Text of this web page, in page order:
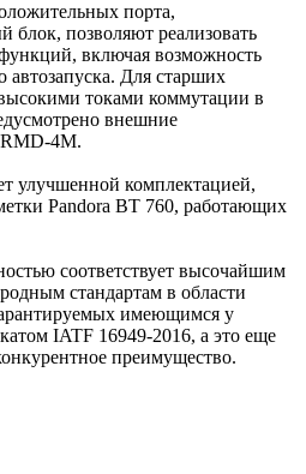
порта,
блок, позволяют реализовать
включая возможность
автозапуска. Для старших
токами коммутации в
внешние
RMD-4M.
улучшенной комплектацией,
Pandora BT 760, работающих
соответствует высочайшим
стандартам в области
имеющимся у
IATF 16949-2016, а это еще
преимущество.